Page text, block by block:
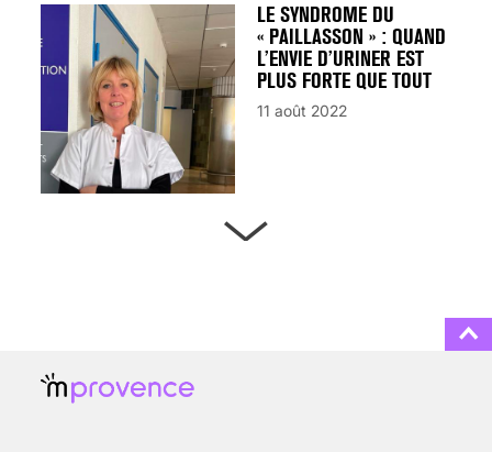
LE SYNDROME DU
« PAILLASSON » : QUAND
L’ENVIE D’URINER EST
PLUS FORTE QUE TOUT
11 août 2022